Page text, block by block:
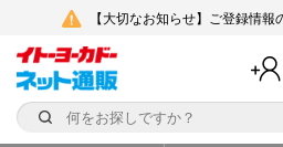
【大切なお知らせ】ご登録情